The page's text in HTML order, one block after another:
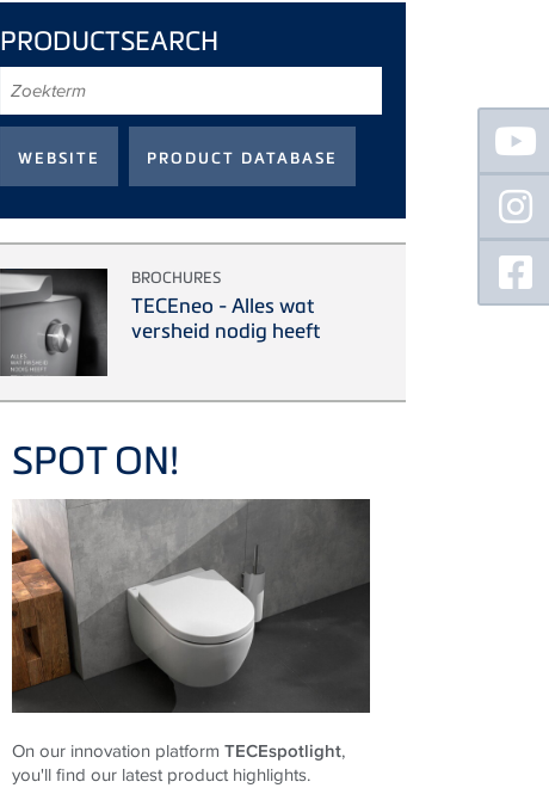
PRODUCTSEARCH
BROCHURES
TECEneo - Alles wat
versheid nodig heeft
SPOT ON!
On our innovation platform TECEspotlight,
you'll find our latest product highlights.
Floating